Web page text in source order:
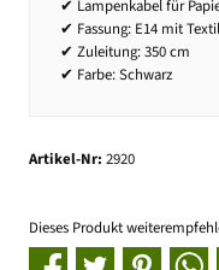
✔ Lampenkabel für
✔ Fassung: E14 mit
✔ Zuleitung: 350 cm
✔ Farbe: Schwarz
Artikel-Nr: 2920
Dieses Produkt